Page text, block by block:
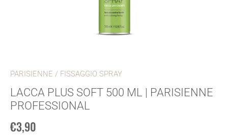
PARISIENNE / FISSAGGIO SPRAY
LACCA PLUS SOFT 500 ML | PARISIENNE
PROFESSIONAL
€3,90